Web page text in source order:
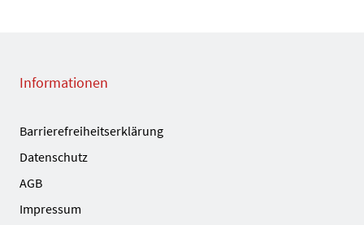
Informationen
Barrierefreiheitserklärung
Datenschutz
AGB
Impressum